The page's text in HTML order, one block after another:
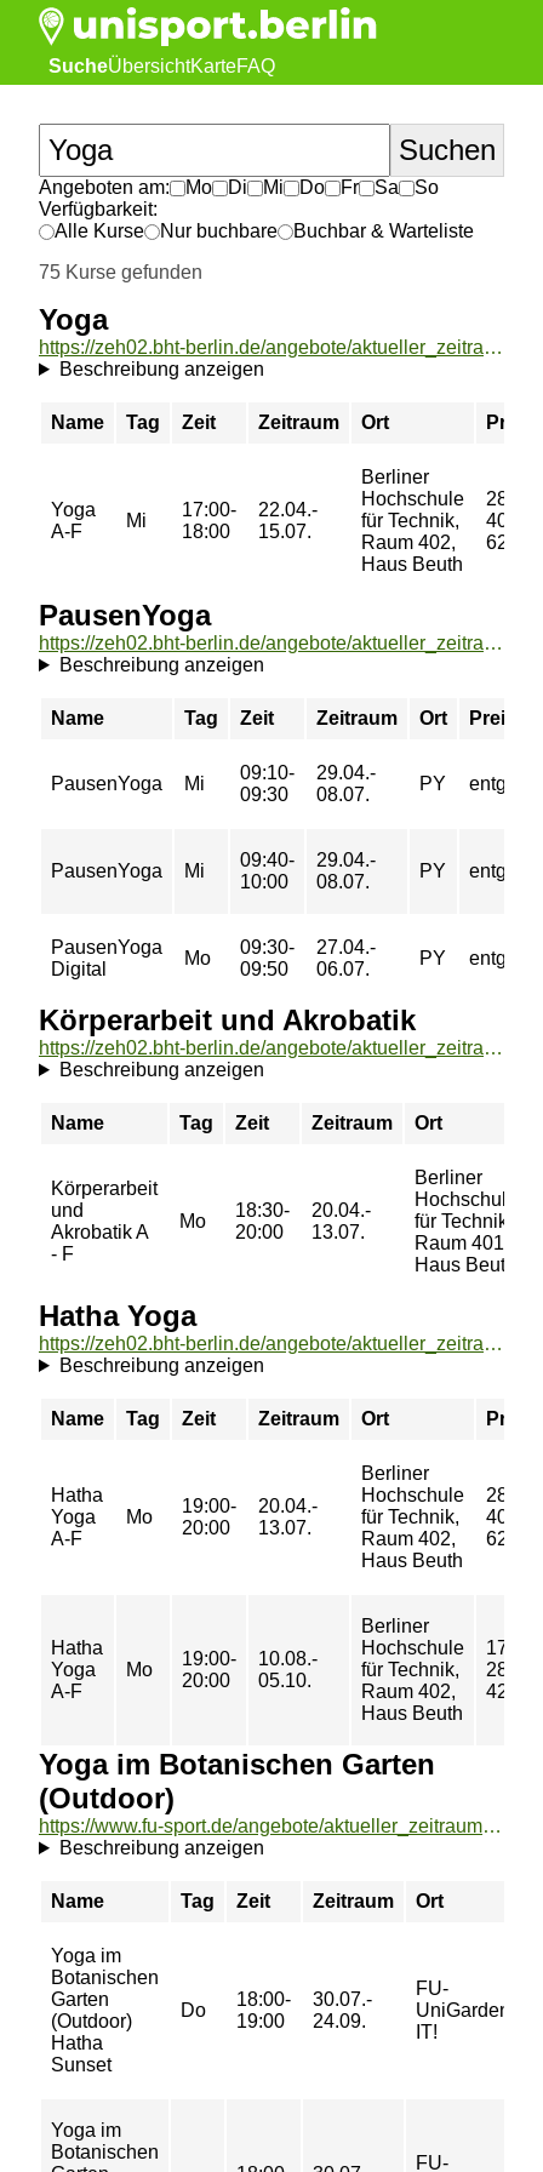
SucheÜbersichtKarteFAQ
Angeboten am: Mo Di Mi Do Fr Sa
So
Verfügbarkeit:
Alle Kurse
Nur buchbare
Buchbar & Warteliste
75 Kurse gefunden
Yoga
https://zeh02.bht-berlin.de/angebote/aktueller_zeitraum/_Yoga.html
Beschreibung anzeigen
Name Tag Zeit Zeitraum Ort Preis
Yoga
A-F
Mi
17:00-
18:00
22.04.-
15.07.
Berliner
Hochschule
für Technik,
Raum 402,
Haus Beuth
28/
40/
62 €
PausenYoga
https://zeh02.bht-berlin.de/angebote/aktueller_zeitraum/_PausenYoga.html
Beschreibung anzeigen
Name Tag Zeit Zeitraum Ort Preis
PausenYoga Mi
09:10-
09:30
29.04.-
08.07.
PY
PausenYoga Mi
09:40-
10:00
29.04.-
08.07.
PY
PausenYoga
Digital
Mo
09:30-
09:50
27.04.-
06.07.
PY
Körperarbeit und Akrobatik
https://zeh02.bht-berlin.de/angebote/aktueller_zeitraum/_Koerperarbeit_und_Akrobatik.html
Beschreibung anzeigen
Name Tag Zeit Zeitraum Ort
Körperarbeit
und
Akrobatik A
- F
Mo
18:30-
20:00
20.04.-
13.07.
Berliner
Hochschule
für Technik,
Raum 401,
Haus Beuth
Hatha Yoga
https://zeh02.bht-berlin.de/angebote/aktueller_zeitraum/_Hatha_Yoga.html
Beschreibung anzeigen
Name Tag Zeit Zeitraum Ort Preis
Hatha
Yoga
A-F
Mo
19:00-
20:00
20.04.-
13.07.
Berliner
Hochschule
für Technik,
Raum 402,
Haus Beuth
28/
40/
62 €
Hatha
Yoga
A-F
Mo
19:00-
20:00
10.08.-
05.10.
Berliner
Hochschule
für Technik,
Raum 402,
Haus Beuth
17/
28/
42 €
Yoga im Botanischen Garten
(Outdoor)
https://www.fu-sport.de/angebote/aktueller_zeitraum/_Yoga_im_Botanischen_Garten__Outdoor_.html
Beschreibung anzeigen
Name Tag Zeit Zeitraum Ort
Yoga im
Botanischen
Garten
(Outdoor)
Hatha
Sunset
Do
18:00-
19:00
30.07.-
24.09.
FU-
IT!
Yoga im
Botanischen
FU-